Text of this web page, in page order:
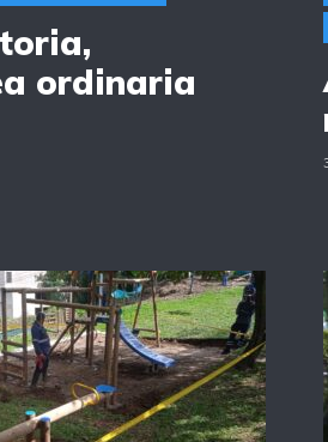
ordinaria